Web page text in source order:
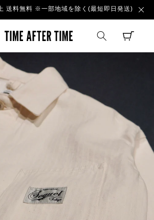
送料無料 ※一部地域を除く(最短即日発送)
TIME AFTER
CART